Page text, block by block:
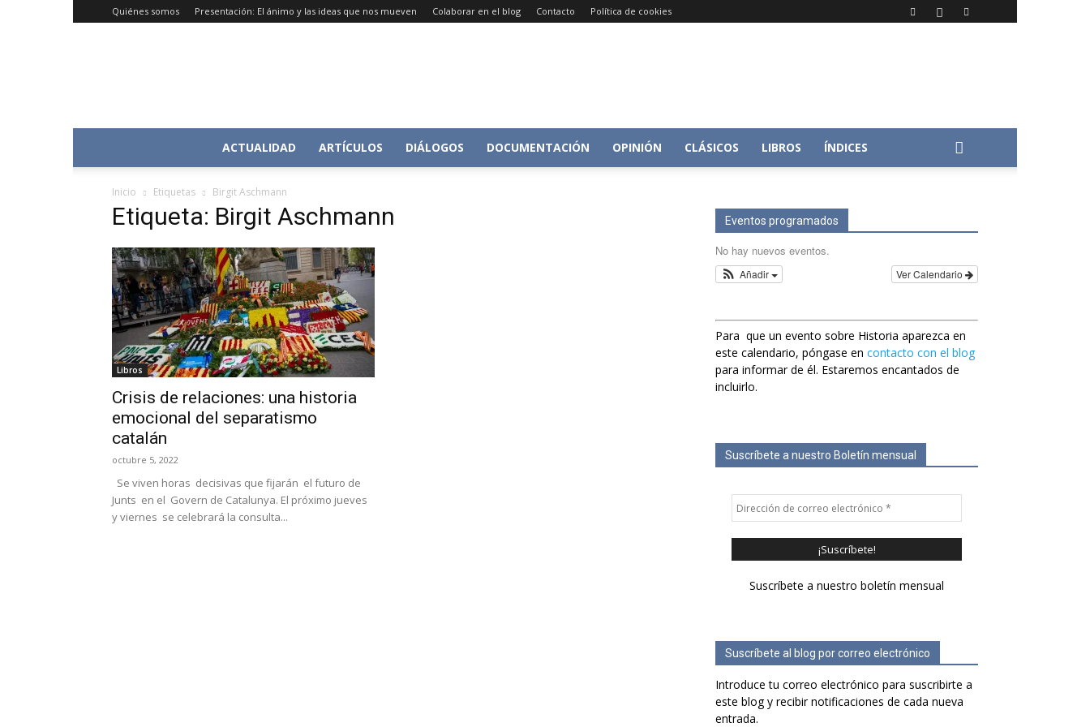
Quiénes somos Presentación: El ánimo y las ideas que nos mueven Colaborar en el blog Contacto Política de cookies
Conversacion
ACTUALIDAD ARTÍCULOS DIÁLOGOS DOCUMENTACIÓN OPINIÓN CLÁSICOS LIBROS ÍNDICES
Inicio Etiquetas Birgit Aschmann
Etiqueta: Birgit Aschmann
Libros
Crisis de relaciones: una historia
emocional del separatismo
catalán
octubre 5, 2022
Se viven horas decisivas que fijarán el futuro de
Junts en el Govern de Catalunya. El próximo jueves
y viernes se celebrará la consulta...
Eventos programados
No hay nuevos eventos.
Ver Calendario
Añadir
Para que un evento sobre Historia aparezca en
este calendario, póngase en contacto con el blog
para informar de él. Estaremos encantados de
incluirlo.
Suscríbete a nuestro Boletín mensual
Suscríbete a nuestro boletín mensual
Suscríbete al blog por correo electrónico
Introduce tu correo electrónico para suscribirte a
este blog y recibir notificaciones de cada nueva
entrada.